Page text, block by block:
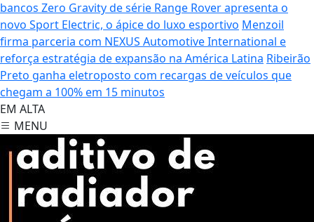
bancos Zero Gravity de série Range Rover apresenta o
novo Sport Electric, o ápice do luxo esportivo Menzoil
firma parceria com NEXUS Automotive International e
reforça estratégia de expansão na América Latina Ribeirão
Preto ganha eletroposto com recargas de veículos que
chegam a 100% em 15 minutos
EM ALTA
MENU